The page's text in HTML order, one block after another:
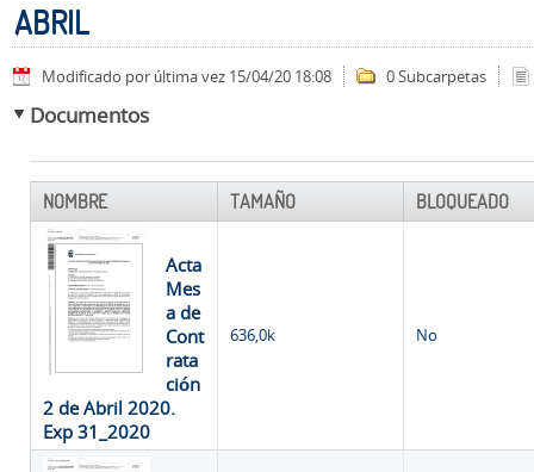
ABRIL
Modificado por última vez 15/04/20 18:08 0 Subcarpetas
Documentos
NOMBRE TAMAÑO BLOQUEADO
Acta
Mes
a de
Cont
rata
ción
2 de Abril 2020.
Exp 31_2020
636,0k No